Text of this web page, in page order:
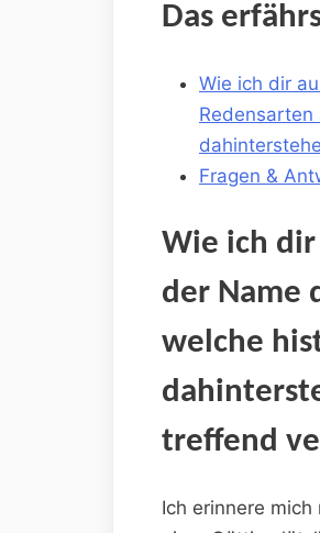
Das
Wie ich dir
Fragen &
Wie ich
der Name
welche
treffend
Ich erinnere